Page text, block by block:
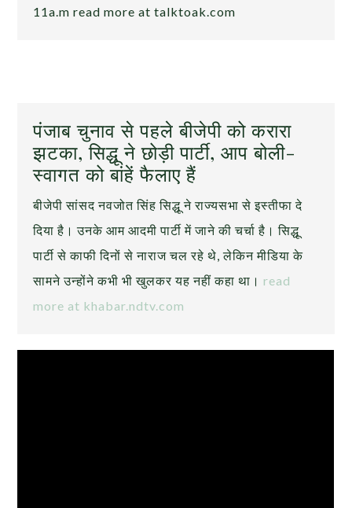
11a.m read more at talktoak.com
पंजाब चुनाव से पहले बीजेपी को करारा
झटका, सिद्धू ने छोड़ी पार्टी, आप बोली-
स्वागत को बांहें फैलाए हैं
बीजेपी सांसद नवजोत सिंह सिद्धू ने राज्यसभा से इस्तीफा दे
दिया है। उनके आम आदमी पार्टी में जाने की चर्चा है। सिद्धू
पार्टी से काफी दिनों से नाराज चल रहे थे, लेकिन मीडिया के
सामने उन्होंने कभी भी खुलकर यह नहीं कहा था। read
more at khabar.ndtv.com